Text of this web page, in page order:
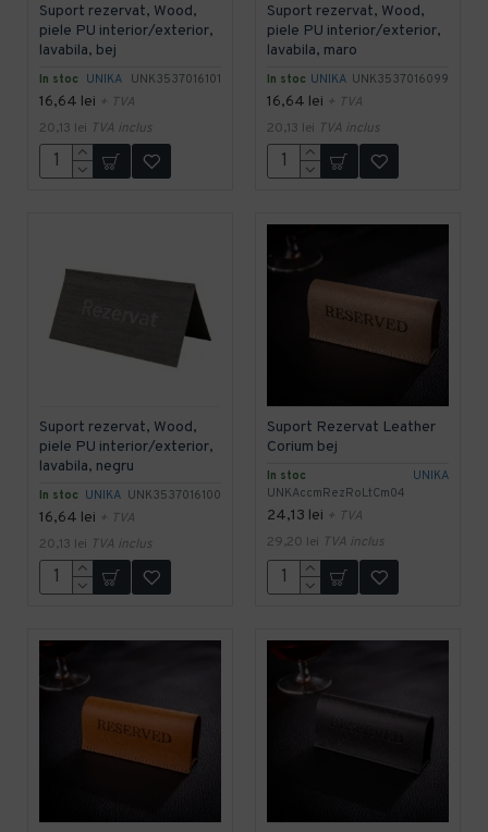
In stoc UNIKA UNK3537016101
Suport rezervat, Wood,
piele PU interior/exterior,
lavabila, bej
16,64 lei + TVA
20,13 lei TVA inclus
In stoc UNIKA UNK3537016099
Suport rezervat, Wood,
piele PU interior/exterior,
lavabila, maro
16,64 lei + TVA
20,13 lei TVA inclus
In stoc UNIKA UNK3537016100
Suport rezervat, Wood,
piele PU interior/exterior,
lavabila, negru
16,64 lei + TVA
20,13 lei TVA inclus
In stoc
UNIKA
UNKAccmRezRoLtCm04
Suport Rezervat Leather
Corium bej
24,13 lei + TVA
29,20 lei TVA inclus